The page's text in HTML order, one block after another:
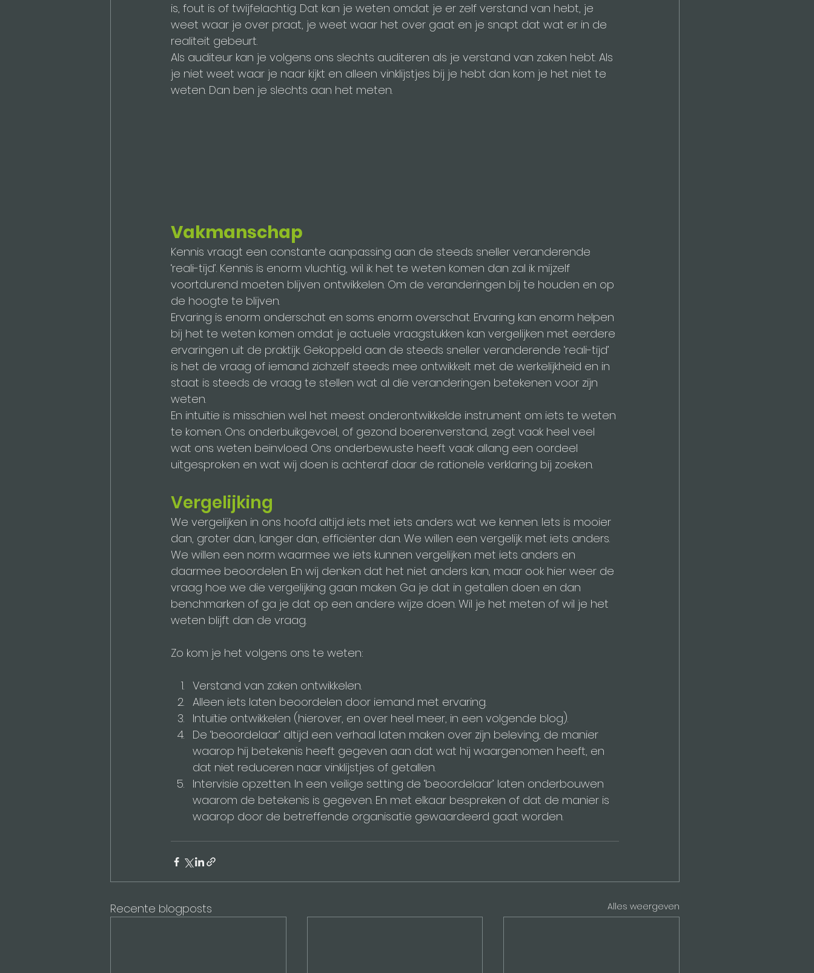
is, fout is of twijfelachtig. Dat kan je weten omdat je er zelf verstand van hebt, je
weet waar je over praat, je weet waar het over gaat en je snapt dat wat er in de
realiteit gebeurt.
Als auditeur kan je volgens ons slechts auditeren als je verstand van zaken hebt. Als
je niet weet waar je naar kijkt en alleen vinklijstjes bij je hebt dan kom je het niet te
weten. Dan ben je slechts aan het meten.
Vakmanschap
Kennis vraagt een constante aanpassing aan de steeds sneller veranderende
‘reali-tijd’. Kennis is enorm vluchtig, wil ik het te weten komen dan zal ik mijzelf
voortdurend moeten blijven ontwikkelen. Om de veranderingen bij te houden en op
de hoogte te blijven.
Ervaring is enorm onderschat en soms enorm overschat. Ervaring kan enorm helpen
bij het te weten komen omdat je actuele vraagstukken kan vergelijken met eerdere
ervaringen uit de praktijk. Gekoppeld aan de steeds sneller veranderende ‘reali-tijd’
is het de vraag of iemand zichzelf steeds mee ontwikkelt met de werkelijkheid en in
staat is steeds de vraag te stellen wat al die veranderingen betekenen voor zijn
weten.
En intuïtie is misschien wel het meest onderontwikkelde instrument om iets te weten
te komen. Ons onderbuikgevoel, of gezond boerenverstand, zegt vaak heel veel
wat ons weten beïnvloed. Ons onderbewuste heeft vaak allang een oordeel
uitgesproken en wat wij doen is achteraf daar de rationele verklaring bij zoeken.
Vergelijking
We vergelijken in ons hoofd altijd iets met iets anders wat we kennen. Iets is mooier
dan, groter dan, langer dan, efficiënter dan. We willen een vergelijk met iets anders.
We willen een norm waarmee we iets kunnen vergelijken met iets anders en
daarmee beoordelen. En wij denken dat het niet anders kan, maar ook hier weer de
vraag hoe we die vergelijking gaan maken. Ga je dat in getallen doen en dan
benchmarken of ga je dat op een andere wijze doen. Wil je het meten of wil je het
weten blijft dan de vraag.
Zo kom je het volgens ons te weten:
Verstand van zaken ontwikkelen.
Alleen iets laten beoordelen door iemand met ervaring.
Intuïtie ontwikkelen (hierover, en over heel meer, in een volgende blog).
De ‘beoordelaar’ altijd een verhaal laten maken over zijn beleving, de manier
waarop hij betekenis heeft gegeven aan dat wat hij waargenomen heeft, en
dat niet reduceren naar vinklijstjes of getallen.
Intervisie opzetten. In een veilige setting de ‘beoordelaar’ laten onderbouwen
waarom de betekenis is gegeven. En met elkaar bespreken of dat de manier is
waarop door de betreffende organisatie gewaardeerd gaat worden.
Recente blogposts Alles weergeven